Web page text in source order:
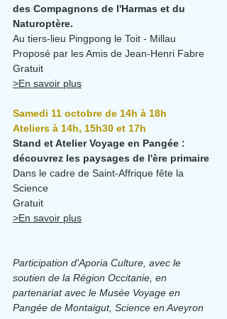
des Compagnons de l'Harmas et du
Naturoptère.
Au tiers-lieu Pingpong le Toit - Millau
Proposé par les Amis de Jean-Henri Fabre
Gratuit
>En savoir plus
Samedi 11 octobre de 14h à 18h
Ateliers à 14h, 15h30 et 17h
Stand et Atelier Voyage en Pangée :
découvrez les paysages de l'ère primaire
Dans le cadre de Saint-Affrique fête la
Science
Gratuit
>En savoir plus
Participation d'Aporia Culture, avec le
soutien de la Région Occitanie, en
partenariat avec le Musée Voyage en
Pangée de Montaigut, Science en Aveyron